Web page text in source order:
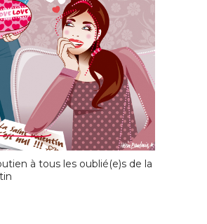
à tous les oublié(e)s de la